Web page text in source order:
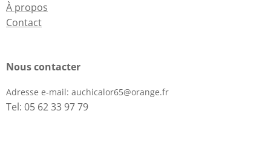
À propos
Contact
Nous contacter
Adresse e-mail: auchicalor65@orange.fr
Tel: 05 62 33 97 79